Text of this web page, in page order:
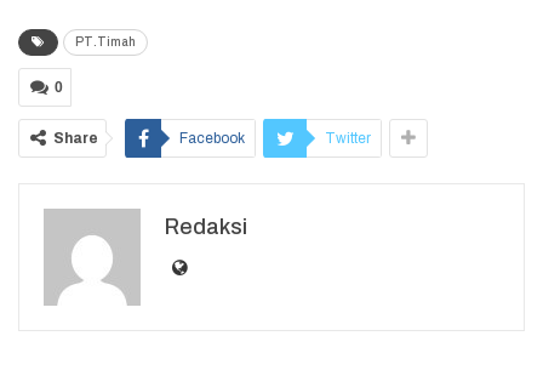
PT.Timah
0
Share Facebook Twitter
Redaksi